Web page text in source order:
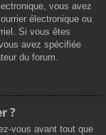
vous avez
électronique ou
Si vous êtes
avez spécifiée
du forum.
?
vous avant tout que